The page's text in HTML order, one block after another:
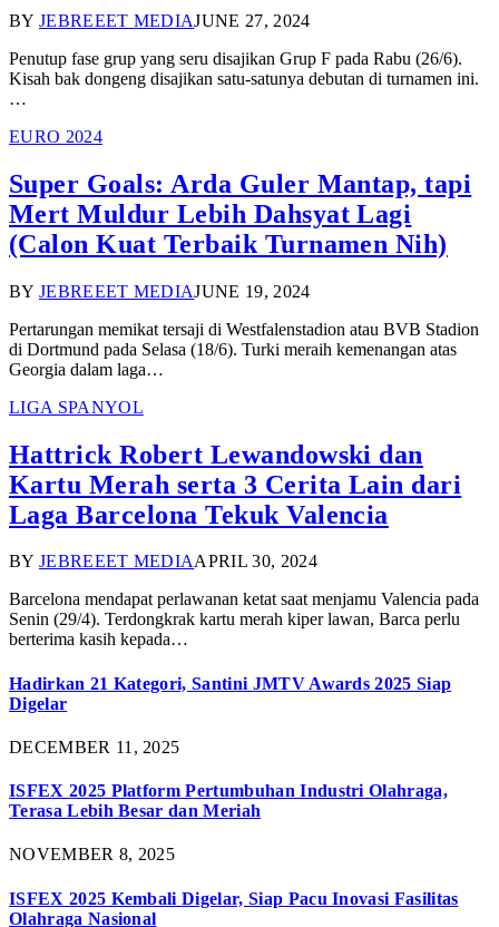
BY JEBREEET MEDIAJUNE 27, 2024
Penutup fase grup yang seru disajikan Grup F pada Rabu (26/6).
Kisah bak dongeng disajikan satu-satunya debutan di turnamen ini.
…
EURO 2024
Super Goals: Arda Guler Mantap, tapi
Mert Muldur Lebih Dahsyat Lagi
(Calon Kuat Terbaik Turnamen Nih)
BY JEBREEET MEDIAJUNE 19, 2024
Pertarungan memikat tersaji di Westfalenstadion atau BVB Stadion
di Dortmund pada Selasa (18/6). Turki meraih kemenangan atas
Georgia dalam laga…
LIGA SPANYOL
Hattrick Robert Lewandowski dan
Kartu Merah serta 3 Cerita Lain dari
Laga Barcelona Tekuk Valencia
BY JEBREEET MEDIAAPRIL 30, 2024
Barcelona mendapat perlawanan ketat saat menjamu Valencia pada
Senin (29/4). Terdongkrak kartu merah kiper lawan, Barca perlu
berterima kasih kepada…
Hadirkan 21 Kategori, Santini JMTV Awards 2025 Siap
Digelar
DECEMBER 11, 2025
ISFEX 2025 Platform Pertumbuhan Industri Olahraga,
Terasa Lebih Besar dan Meriah
NOVEMBER 8, 2025
ISFEX 2025 Kembali Digelar, Siap Pacu Inovasi Fasilitas
Olahraga Nasional